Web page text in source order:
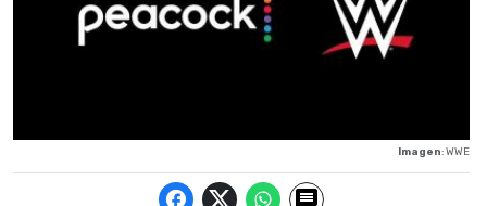
Imagen: WWE